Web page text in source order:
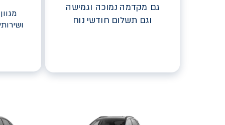
גם מקדמה נמוכה וגמישה
וגם תשלום חודשי נוח